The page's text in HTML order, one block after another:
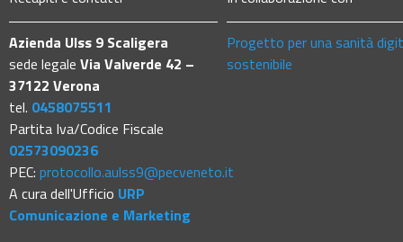
Azienda Ulss 9 Scaligera
sede legale Via Valverde 42 –
37122 Verona
tel. 0458075511
Partita Iva/Codice Fiscale
02573090236
PEC: protocollo.aulss9@pecveneto.it
A cura dell'Ufficio URP
Comunicazione e Marketing
Progetto per una sanità
sostenibile